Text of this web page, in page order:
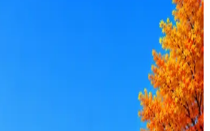
просит войти через
прислать код или пароль,
деньги — это мошенники.